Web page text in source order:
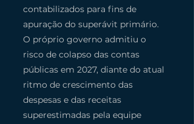
contabilizados para fins de
apuração do superávit primário.
O próprio governo admitiu o
risco de colapso das contas
públicas em 2027, diante do atual
ritmo de crescimento das
despesas e das receitas
superestimadas pela equipe